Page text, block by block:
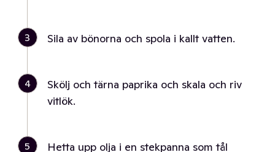
3 Sila av bönorna och spola i kallt vatten.
4
Skölj och tärna paprika och skala och riv
vitlök.
5
Hetta upp olja i en stekpanna som tål